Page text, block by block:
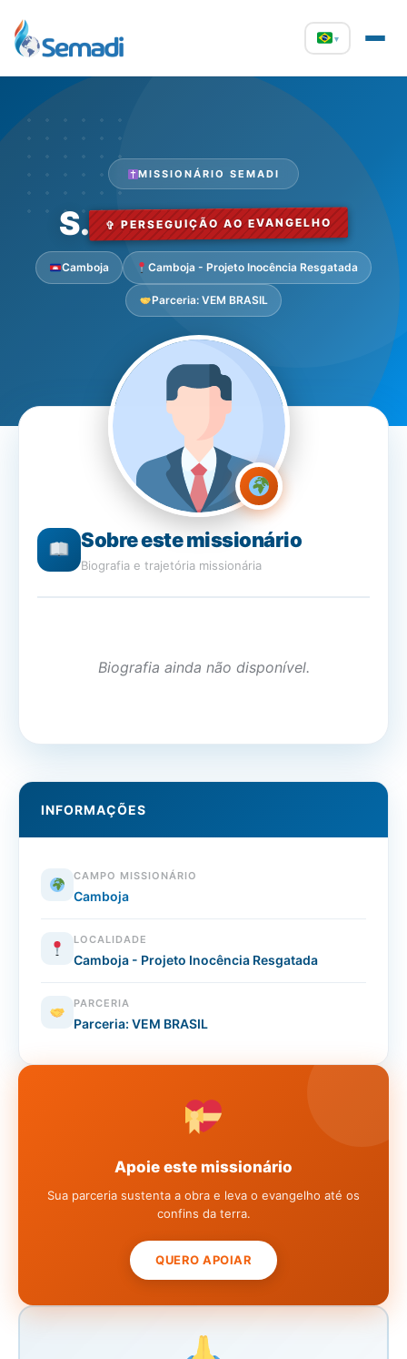
▾
MISSIONÁRIO SEMADI
S. ✞ PERSEGUIÇÃO AO EVANGELHO
Camboja Camboja - Projeto Inocência Resgatada
Parceria: VEM BRASIL
Sobre este missionário
Biografia e trajetória missionária
Biografia ainda não disponível.
INFORMAÇÕES
CAMPO MISSIONÁRIO
Camboja
LOCALIDADE
Camboja - Projeto Inocência Resgatada
PARCERIA
Parceria: VEM BRASIL
Apoie este missionário
Sua parceria sustenta a obra e leva o evangelho até os
confins da terra.
QUERO APOIAR